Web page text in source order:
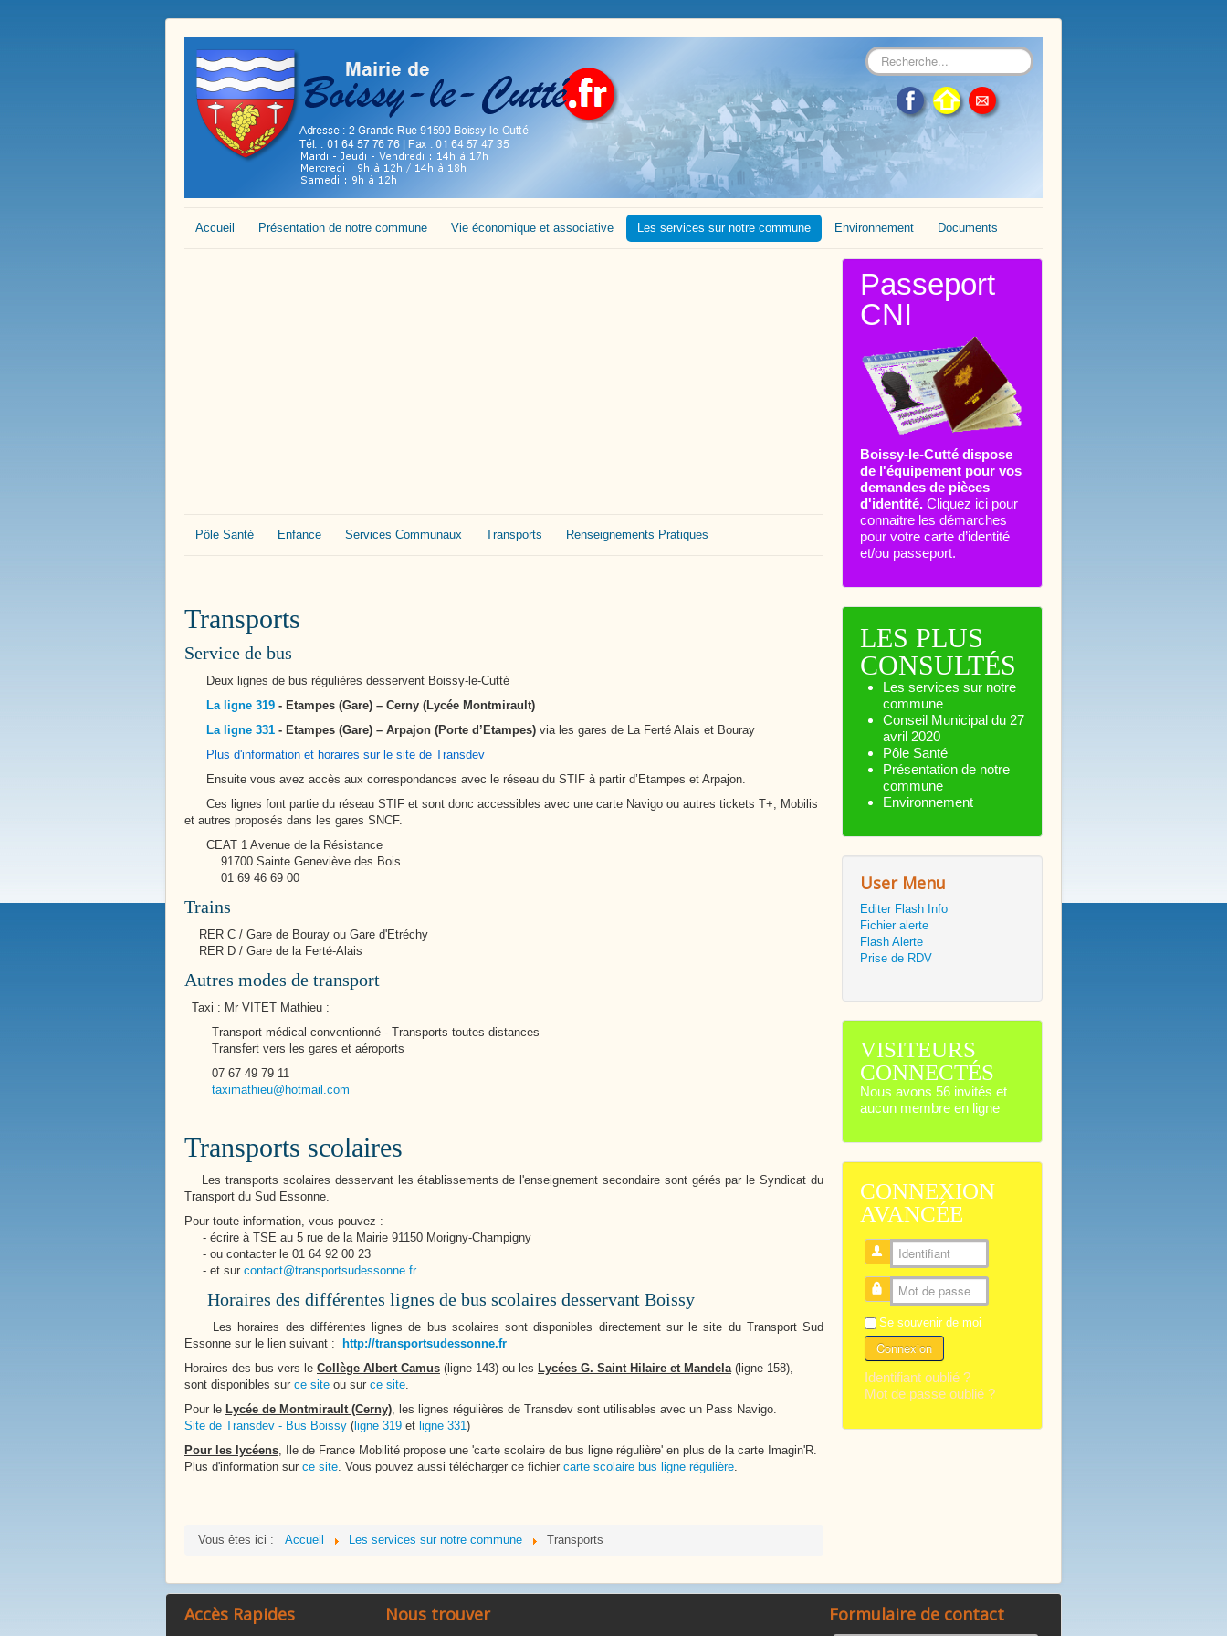
Rechercher
Accueil Présentation de notre commune Vie économique et associative Les services sur notre commune Environnement Documents
Bienvenue à
Boissy le Cutté
Bienvenue à
Boissy le Cutté
Notre Histoire
Place de la Victoire
La Mare Aux Roches
Pôle Santé Enfance Services Communaux Transports Renseignements Pratiques
Transports
Service de bus
Deux lignes de bus régulières desservent Boissy-le-Cutté
La ligne 319 - Etampes (Gare) – Cerny (Lycée Montmirault)
La ligne 331 - Etampes (Gare) – Arpajon (Porte d’Etampes) via les gares de La Ferté Alais et Bouray
Plus d'information et horaires sur le site de Transdev
Ensuite vous avez accès aux correspondances avec le réseau du STIF à partir d’Etampes et Arpajon.
Ces lignes font partie du réseau STIF et sont donc accessibles avec une carte Navigo ou autres tickets T+, Mobilis
et autres proposés dans les gares SNCF.
CEAT 1 Avenue de la Résistance
91700 Sainte Geneviève des Bois
01 69 46 69 00
Trains
RER C / Gare de Bouray ou Gare d'Etréchy
RER D / Gare de la Ferté-Alais
Autres modes de transport
Taxi : Mr VITET Mathieu :
Transport médical conventionné - Transports toutes distances
Transfert vers les gares et aéroports
07 67 49 79 11
taximathieu@hotmail.com
Transports scolaires
Les transports scolaires desservant les établissements de l'enseignement secondaire sont gérés par le Syndicat du
Transport du Sud Essonne.
Pour toute information, vous pouvez :
- écrire à TSE au 5 rue de la Mairie 91150 Morigny-Champigny
- ou contacter le 01 64 92 00 23
- et sur contact@transportsudessonne.fr
Horaires des différentes lignes de bus scolaires desservant Boissy
Les horaires des différentes lignes de bus scolaires sont disponibles directement sur le site du Transport Sud
Essonne sur le lien suivant :
http://transportsudessonne.fr
Horaires des bus vers le Collège Albert Camus (ligne 143) ou les Lycées G. Saint Hilaire et Mandela(ligne 158),
sont disponibles sur ce site ou sur ce site.
Pour le Lycée de Montmirault (Cerny), les lignes régulières de Transdev sont utilisables avec un Pass Navigo.
Site de Transdev - Bus Boissy ( ligne 319 et ligne 331)
Pour les lycéens, Ile de France Mobilité propose une 'carte scolaire de bus ligne régulière' en plus de la carte Imagin'R.
Plus d'information sur ce site. Vous pouvez aussi télécharger ce fichier carte scolaire bus ligne régulière.
Vous êtes ici : Accueil Les services sur notre commune Transports
Passeport
CNI
Boissy-le-Cutté dispose
de l'équipement pour vos
demandes de pièces
d'identité. Cliquez ici pour
connaitre les démarches
pour votre carte d’identité
et/ou passeport.
LES PLUS
CONSULTÉS
Les services sur notre
commune
Conseil Municipal du 27
avril 2020
Pôle Santé
Présentation de notre
commune
Environnement
User Menu
Editer Flash Info
Fichier alerte
Flash Alerte
Prise de RDV
VISITEURS
CONNECTÉS
Nous avons 56 invités et
aucun membre en ligne
CONNEXION
AVANCÉE
Identifiant
Mot de passe
Se souvenir de moi
Connexion
Identifiant oublié ?
Mot de passe oublié ?
Accès Rapides Nous trouver Formulaire de contact